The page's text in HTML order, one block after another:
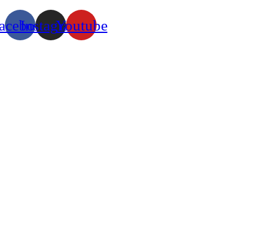
InstagramYoutube